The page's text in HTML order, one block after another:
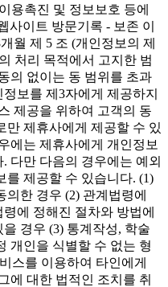
용촉진 및 정보보호 등에
사이트 방문기록 - 보존 이
월 제 5 조 (개인정보의 제
처리 목적에서 고지한 범
의 없이는 동 범위를 초과
보를 제3자에게 제공하지
제공을 위하여 고객의 동
만 제휴사에게 제공할 수 있
에는 제휴사에게 개인정보
다만 다음의 경우에는 예외
를 제공할 수 있습니다. (1)
한 경우 (2) 관계법령에
에 정해진 절차와 방법에
경우 (3) 통계작성, 학술
개인을 식별할 수 없는 형
스를 이용하여 타인에게
에 대한 법적인 조치를 취